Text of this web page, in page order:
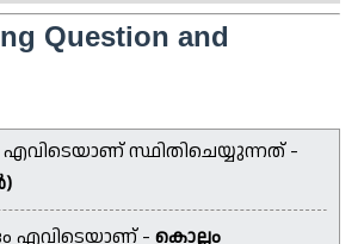
Question and
സ്ഥിതിചെയ്യുന്നത് -
എവിടെയാണ് - കൊല്ലം